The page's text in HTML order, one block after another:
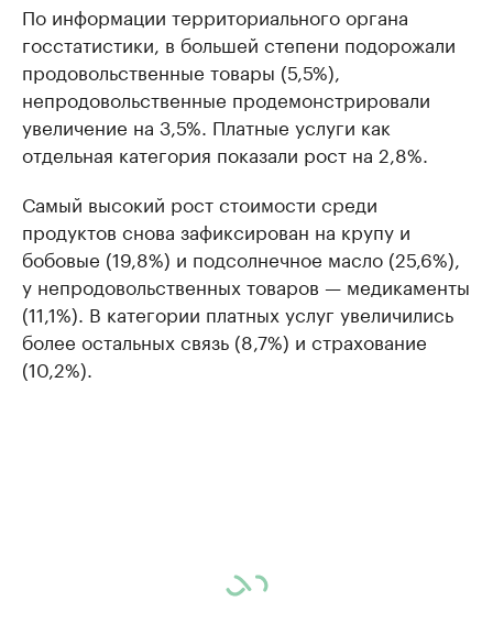
По информации территориального органа
госстатистики, в большей степени подорожали
продовольственные товары (5,5%),
непродовольственные продемонстрировали
увеличение на 3,5%. Платные услуги как
отдельная категория показали рост на 2,8%.
Самый высокий рост стоимости среди
продуктов снова зафиксирован на крупу и
бобовые (19,8%) и подсолнечное масло (25,6%),
у непродовольственных товаров — медикаменты
(11,1%). В категории платных услуг увеличились
более остальных связь (8,7%) и страхование
(10,2%).